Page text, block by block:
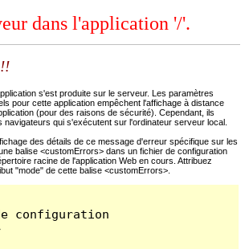
dans l'application '/'.
s'est produite sur le serveur. Les paramètres
pour cette application empêchent l'affichage à distance
(pour des raisons de sécurité). Cependant, ils
navigateurs qui s'exécutent sur l'ordinateur serveur local.
des détails de ce message d'erreur spécifique sur les
balise <customErrors> dans un fichier de configuration
racine de l'application Web en cours. Attribuez
"mode" de cette balise <customErrors>.
configuration